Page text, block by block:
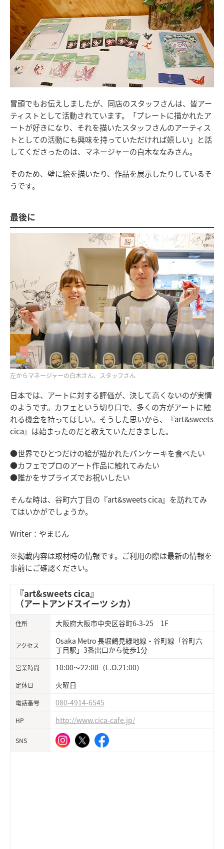
冒頭でもお伝えしましたが、同店のスタッフさんは、皆アー
ティストとして活動されています。「プレートに描かれたア
ートが好きになり、それを描いたスタッフさんのアーティス
トとしての活動にも興味を持っていただければ嬉しい」と話
してくださったのは、マネージャーの白木ななみさん。
そのため、壁に絵を描いたり、作品を展示したりしているそ
うです。
最後に
左からマネージャーの白木さん、スタッフさん
日本では、アートに対する評価が、決して高くないのが実情
のようです。カフェという切り口で、多くの方がアートに触
れる機会を持ってほしい。そうした思いから、『art&sweets
cica』は始まったのだと教えていただきました。
●世界でひとつだけの絵が描かれたパンケーキを食べたい
●カフェでプロのアート作品に触れてみたい
●誰かをサプライズでお祝いしたい
そんな時は、谷町六丁目の『art&sweets cica』を訪れてみ
てはいかがでしょうか。
Writer：やまじん
※掲載内容は取材時の情報です。ご利用の際は最新の情報を
事前にご確認ください。
『art&sweets cica』
（アートアンドスイーツ シカ）
住所 大阪府大阪市中央区谷町6-3-25 1F
アクセス
Osaka Metro 長堀鶴見緑地線・谷町線「谷町六
丁目駅」3番出口から徒歩1分
営業時間 10:00～22:00（L.O.21:00）
定休日 火曜日
電話番号 080-4914-6545
HP http://www.cica-cafe.jp/
SNS